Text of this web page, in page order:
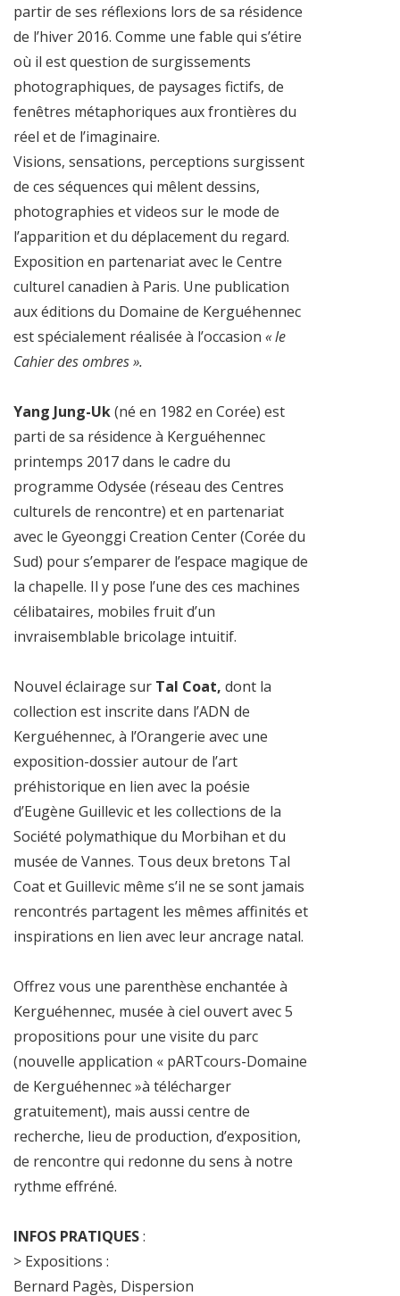
partir de ses réflexions lors de sa résidence
de l’hiver 2016. Comme une fable qui s’étire
où il est question de surgissements
photographiques, de paysages fictifs, de
fenêtres métaphoriques aux frontières du
réel et de l’imaginaire.
Visions, sensations, perceptions surgissent
de ces séquences qui mêlent dessins,
photographies et videos sur le mode de
l’apparition et du déplacement du regard.
Exposition en partenariat avec le Centre
culturel canadien à Paris. Une publication
aux éditions du Domaine de Kerguéhennec
est spécialement réalisée à l’occasion « le
Cahier des ombres ».
Yang Jung-Uk(né en 1982 en Corée) est
parti de sa résidence à Kerguéhennec
printemps 2017 dans le cadre du
programme Odysée (réseau des Centres
culturels de rencontre) et en partenariat
avec le Gyeonggi Creation Center (Corée du
Sud) pour s’emparer de l’espace magique de
la chapelle. Il y pose l’une des ces machines
célibataires, mobiles fruit d’un
invraisemblable bricolage intuitif.
Nouvel éclairage sur Tal Coat, dont la
collection est inscrite dans l’ADN de
Kerguéhennec, à l’Orangerie avec une
exposition-dossier autour de l’art
préhistorique en lien avec la poésie
d’Eugène Guillevic et les collections de la
Société polymathique du Morbihan et du
musée de Vannes. Tous deux bretons Tal
Coat et Guillevic même s’il ne se sont jamais
rencontrés partagent les mêmes affinités et
inspirations en lien avec leur ancrage natal.
Offrez vous une parenthèse enchantée à
Kerguéhennec, musée à ciel ouvert avec 5
propositions pour une visite du parc
(nouvelle application « pARTcours-Domaine
de Kerguéhennec »à télécharger
gratuitement), mais aussi centre de
recherche, lieu de production, d’exposition,
de rencontre qui redonne du sens à notre
rythme effréné.
INFOS PRATIQUES:
> Expositions :
Bernard Pagès, Dispersion